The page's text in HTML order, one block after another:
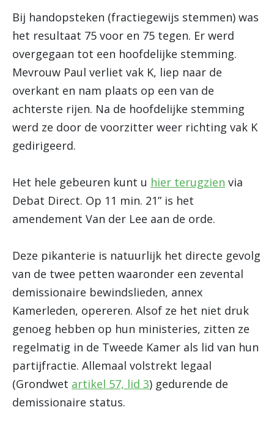
Bij handopsteken (fractiegewijs stemmen) was
het resultaat 75 voor en 75 tegen. Er werd
overgegaan tot een hoofdelijke stemming.
Mevrouw Paul verliet vak K, liep naar de
overkant en nam plaats op een van de
achterste rijen. Na de hoofdelijke stemming
werd ze door de voorzitter weer richting vak K
gedirigeerd.
Het hele gebeuren kunt u hier terugzien via
Debat Direct. Op 11 min. 21” is het
amendement Van der Lee aan de orde.
Deze pikanterie is natuurlijk het directe gevolg
van de twee petten waaronder een zevental
demissionaire bewindslieden, annex
Kamerleden, opereren. Alsof ze het niet druk
genoeg hebben op hun ministeries, zitten ze
regelmatig in de Tweede Kamer als lid van hun
partijfractie. Allemaal volstrekt legaal
(Grondwet artikel 57, lid 3) gedurende de
demissionaire status.